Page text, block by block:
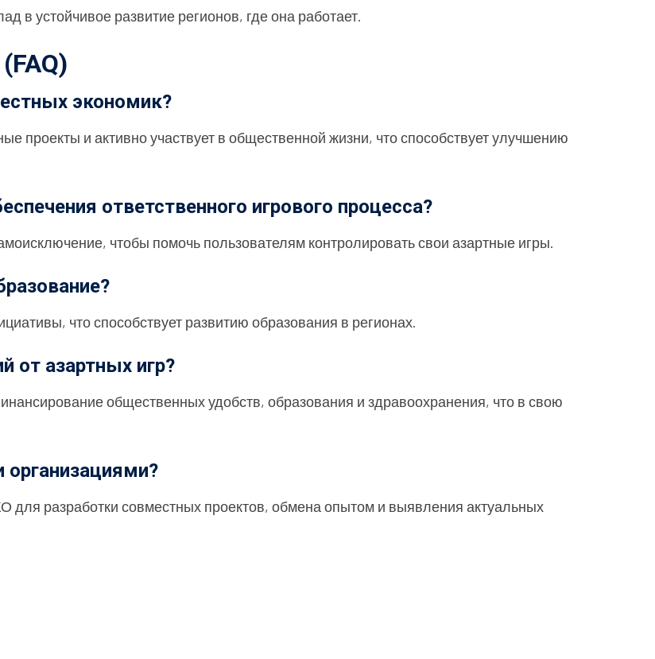
в устойчивое развитие регионов, где она работает.
экономик?
проекты и активно участвует в общественной жизни, что способствует улучшению
ответственного игрового процесса?
чтобы помочь пользователям контролировать свои азартные игры.
что способствует развитию образования в регионах.
от азартных игр?
общественных удобств, образования и здравоохранения, что в свою
для разработки совместных проектов, обмена опытом и выявления актуальных